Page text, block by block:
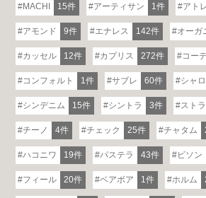
MACHI 15件 アーティサン 1件 アト
アモンド 9件 エナレス 142件 オーガ
カッセル 12件 カプリス 272件 コー
コンフォルト 1件 サブレ 60件 シャ
シンデニム 15件 シントラ 3件 スト
チーノ 4件 チェック 25件 チャタム
ハコニワ 19件 パステラ 43件 ビソン
フィール 20件 ベアボア 1件 ホルム